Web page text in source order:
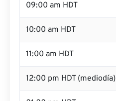
09:00 am HDT
10:00 am HDT
11:00 am HDT
12:00 pm HDT (mediodía)